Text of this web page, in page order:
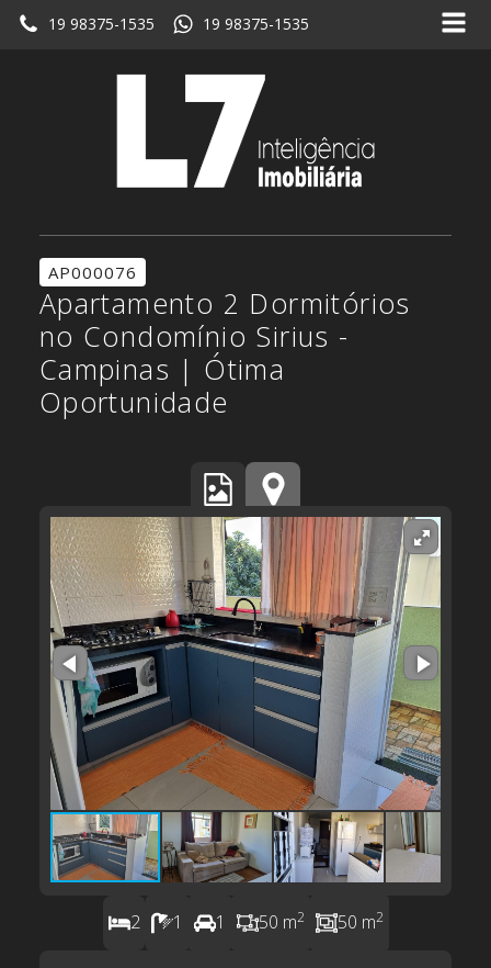
19 98375-1535 19 98375-1535
AP000076
Apartamento 2 Dormitórios
no Condomínio Sirius -
Campinas | Ótima
Oportunidade
2 1 1 50 m2 50 m2